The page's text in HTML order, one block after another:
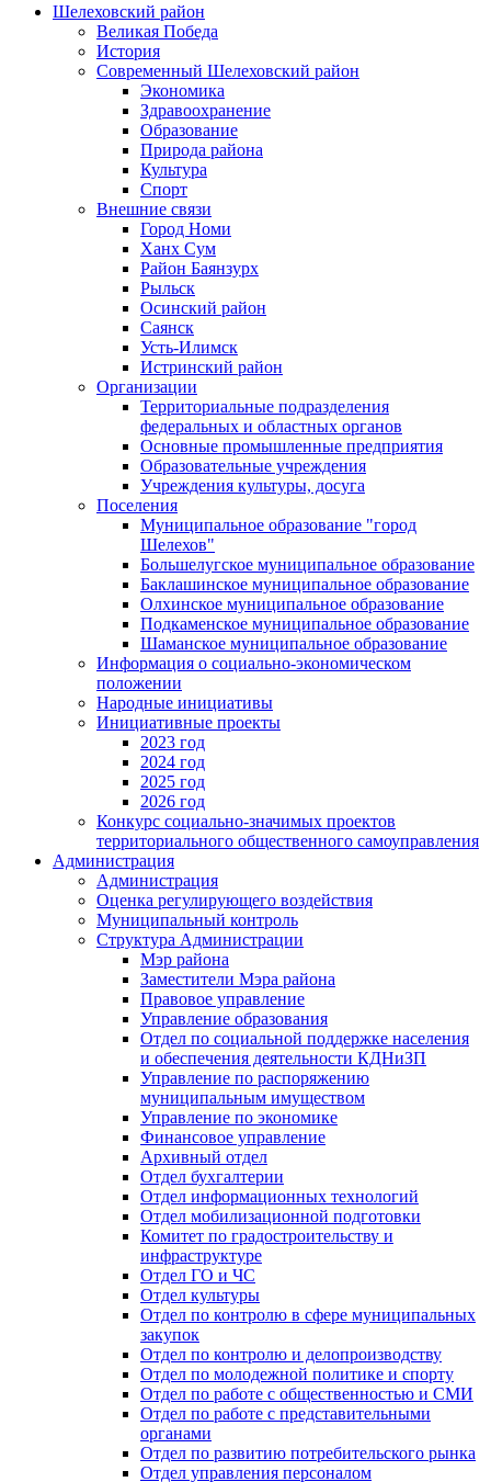
Шелеховский район
Великая Победа
История
Современный Шелеховский район
Экономика
Здравоохранение
Образование
Природа района
Культура
Спорт
Внешние связи
Город Номи
Ханх Сум
Район Баянзурх
Рыльск
Осинский район
Саянск
Усть-Илимск
Истринский район
Организации
Территориальные подразделения
федеральных и областных органов
Основные промышленные предприятия
Образовательные учреждения
Учреждения культуры, досуга
Поселения
Муниципальное образование "город
Шелехов"
Большелугское муниципальное образование
Баклашинское муниципальное образование
Олхинское муниципальное образование
Подкаменское муниципальное образование
Шаманское муниципальное образование
Информация о социально-экономическом
положении
Народные инициативы
Инициативные проекты
2023 год
2024 год
2025 год
2026 год
Конкурс социально-значимых проектов
территориального общественного самоуправления
Администрация
Администрация
Оценка регулирующего воздействия
Муниципальный контроль
Структура Администрации
Мэр района
Заместители Мэра района
Правовое управление
Управление образования
Отдел по социальной поддержке населения
и обеспечения деятельности КДНиЗП
Управление по распоряжению
муниципальным имуществом
Управление по экономике
Финансовое управление
Архивный отдел
Отдел бухгалтерии
Отдел информационных технологий
Отдел мобилизационной подготовки
Комитет по градостроительству и
инфраструктуре
Отдел ГО и ЧС
Отдел культуры
Отдел по контролю в сфере муниципальных
закупок
Отдел по контролю и делопроизводству
Отдел по молодежной политике и спорту
Отдел по работе с общественностью и СМИ
Отдел по работе с представительными
органами
Отдел по развитию потребительского рынка
Отдел управления персоналом